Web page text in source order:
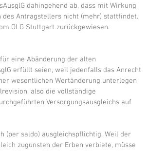
dahingehend ab, dass mit Wirkung
des Antragstellers nicht (mehr) stattfindet.
OLG Stuttgart zurückgewiesen.
eine Abänderung der alten
erfüllt seien, weil jedenfalls das Anrecht
wesentlichen Wertänderung unterlegen
also die vollständige
Versorgungsausgleichs auf
(per saldo) ausgleichspflichtig. Weil der
zugunsten der Erben verbiete, müsse